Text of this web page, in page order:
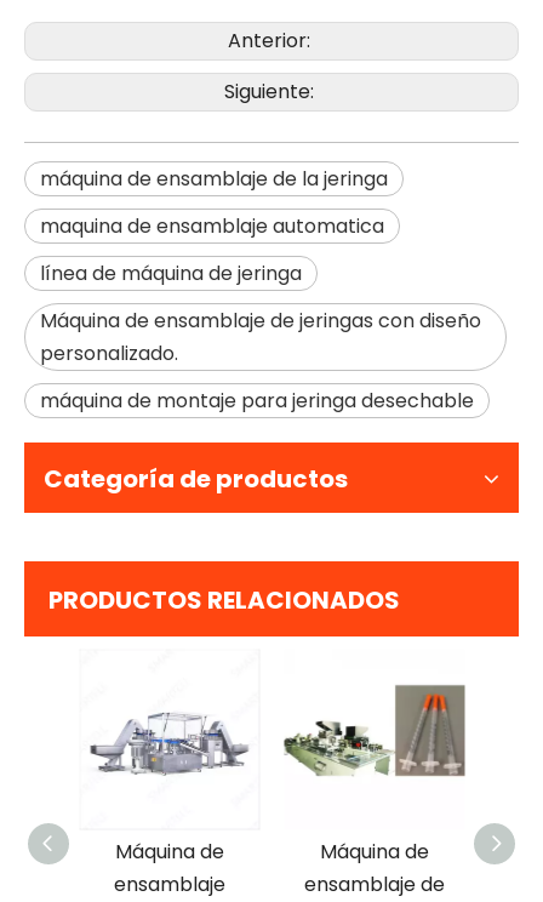
Anterior:
Siguiente:
máquina de ensamblaje de la jeringa
maquina de ensamblaje automatica
línea de máquina de jeringa
Máquina de ensamblaje de jeringas con diseño
personalizado.
máquina de montaje para jeringa desechable
Categoría de productos
PRODUCTOS RELACIONADOS
Máquina de
ensamblaje
Máquina de
ensamblaje de